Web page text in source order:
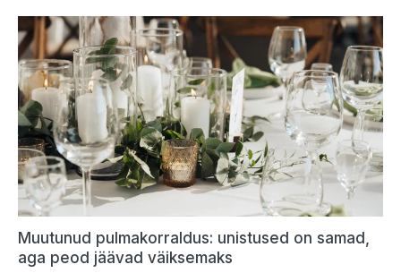
Muutunud pulmakorraldus: unistused on samad,
aga peod jäävad väiksemaks